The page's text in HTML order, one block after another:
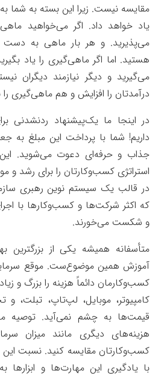
مقایسه نیست. زیرا این بسته به شما
یاد خواهد داد. اگر می‌خواهید
می‌پذیرید. و هر بار ماهی به دست
هستید. اما اگر ماهی‌گیری را یاد
می‌گیرید و دیگر نیازمند دیگران
درآمدتان را افزایش و هم ماهی‌گیری
در اینجا ما یک‌پیشنهاد ردنشدنی
داریم! شما با پرداخت این مبلغ به
جذاب و حرفه‌ای دعوت می‌شوید.
استراتژی کسب‌وکارتان را برای رشد و
در قالب یک سیستم نوین رهبری
که اکثر شرکت‌ها و کسب‌وکارها با
و شکست می‌خورند.
متأسفانه همیشه یکی از بزرگترین
آموزش همین موضوع‌ست. موقع
کسب‌وکارمان دائماً هزینه را بزرگ و
کامپیوتر، موبایل، لپ‌تاپ، تبلت، و
قیمت‌ها به چشم نمی‌آید. توصیه ما
هزینه‌های دیگری مانند میزان
کسب‌وکارتان مقایسه کنید. نسبت این
با یادگیری این مهارت‌ها و